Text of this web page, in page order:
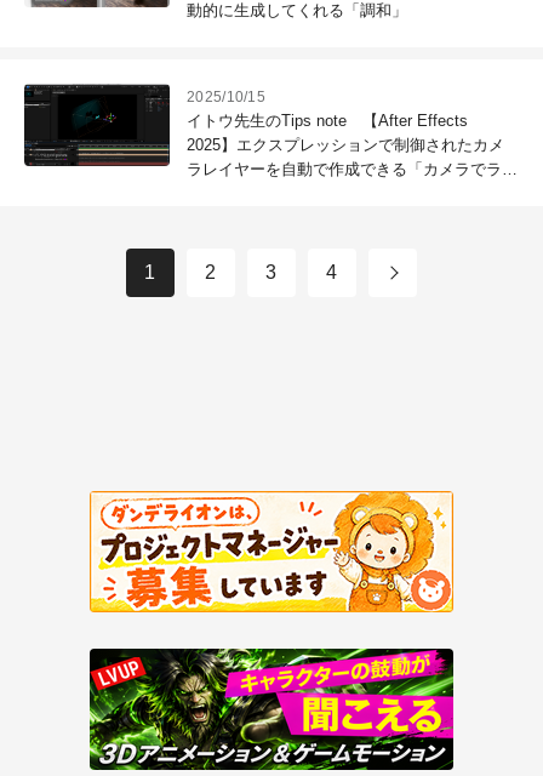
動的に生成してくれる「調和」
2025/10/15
イトウ先生のTips note 【After Effects
2025】エクスプレッションで制御されたカメ
ラレイヤーを自動で作成できる「カメラでライ
1 2 3 4